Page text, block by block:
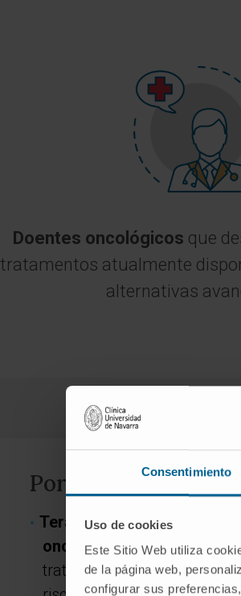
Consentimiento
Uso de cookies
Este Sitio Web utiliza
de la página web,
configurar sus
Doentes oncológicos que
tratamentos atualmente
alternativas
Porquê solicitar
Terá a tranquilidade de
oncologistas,com vasta
tratamento de doenças